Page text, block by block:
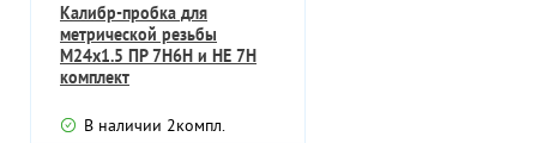
Калибр-пробка для
метрической резьбы
М24х1.5 ПР 7Н6Н и НЕ 7Н
комплект
В наличии 2компл.